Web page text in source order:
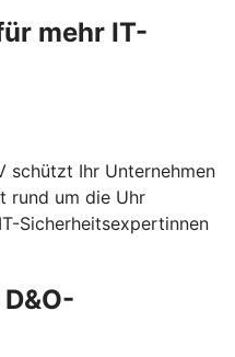
mehr IT-
schützt Ihr Unternehmen
rund um die Uhr
Sicherheitsexpertinnen